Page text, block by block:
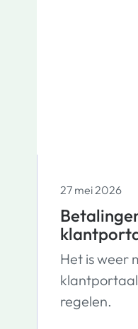
27 mei 2026
Het is weer
regelen.